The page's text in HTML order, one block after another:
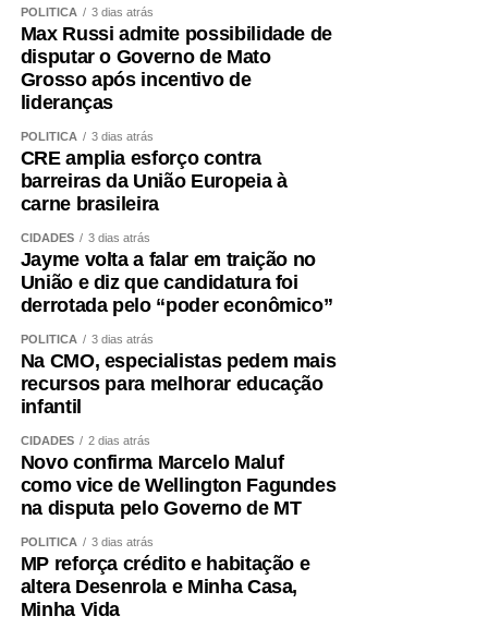
projetos de proteção de comunidades indígenas.
Terça-feira (11), às 14h: a Comissão de Segurança
Pública (CSP) avalia a implementação do Programa
de Proteção a Vítimas e Testemunhas Ameaçadas
(Provita), examinando os protocolos de inclusão,
acompanhamento, desligamento e reinserção
social das pessoas protegidas.
Humanos (CDH) faz audiência pública para instruir
o instruir o Projeto de Lei (PL)5.115/2025
trata da instalação de centros-dia para pessoas
Assistência Social (Suas).
Quarta-feira (12), às 14h30: a Comissão de
Assuntos Sociais (CAS) faz audiência pública para
lançar pesquisa sobre a relevância e as
contrapartidas do setor filantrópico brasileiro, feita
pela Fundação Instituto de Pesquisas Econômicas
(Fipe), encomendada pelo Fórum Nacional das
Instituições Filantrópicas (Fonif).
Quinta-feira (13), às 10h: a CAS e a CDH fazem
duas audiências conjuntas seguidas para debater o
POLÍTICA 3 dias atrás
Max Russi admite possibilidade de
disputar o Governo de Mato
Grosso após incentivo de
lideranças
POLÍTICA 3 dias atrás
CRE amplia esforço contra
barreiras da União Europeia à
carne brasileira
CIDADES 3 dias atrás
Jayme volta a falar em traição no
União e diz que candidatura foi
derrotada pelo “poder econômico”
POLÍTICA 3 dias atrás
Na CMO, especialistas pedem mais
recursos para melhorar educação
infantil
CIDADES 2 dias atrás
Novo confirma Marcelo Maluf
como vice de Wellington Fagundes
na disputa pelo Governo de MT
POLÍTICA 3 dias atrás
MP reforça crédito e habitação e
altera Desenrola e Minha Casa,
Minha Vida